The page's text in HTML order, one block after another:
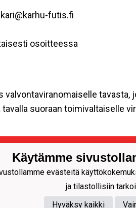
futis.fi
osoitteessa
valvontaviranomaiselle
suoraan toimivaltaiselle
seura
1092537-3
Käytämme
evästeitä
ja tilastollisiin
Hyväksy kaikki